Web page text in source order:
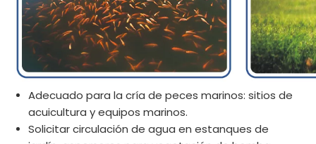
Adecuado para la cría de peces marinos: sitios de
acuicultura y equipos marinos.
Solicitar circulación de agua en estanques de